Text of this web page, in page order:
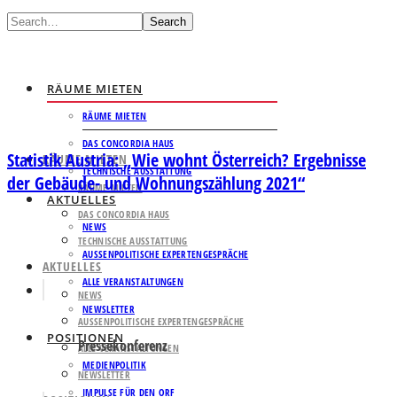
Search
RÄUME MIETEN
RÄUME MIETEN
DAS CONCORDIA HAUS
TECHNISCHE AUSSTATTUNG
AKTUELLES
NEWS
AUSSENPOLITISCHE EXPERTENGESPRÄCHE
ALLE VERANSTALTUNGEN
NEWSLETTER
POSITIONEN
MEDIENPOLITIK
IMPULSE FÜR DEN ORF
RÄUME MIETEN
RÄUME MIETEN
DAS CONCORDIA HAUS
TECHNISCHE AUSSTATTUNG
AKTUELLES
NEWS
AUSSENPOLITISCHE EXPERTENGESPRÄCHE
ALLE VERANSTALTUNGEN
NEWSLETTER
Statistik Austria: „Wie wohnt Österreich? Ergebnisse
der Gebäude- und Wohnungszählung 2021“
Pressekonferenz